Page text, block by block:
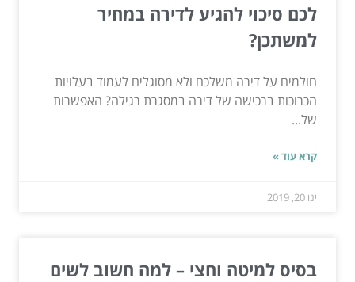
לכם סיכוי להגיע לדירה במחיר
למשתכן?
חולמים על דירה משלכם ולא מסוגלים לעמוד בעלויות
הכרוכות ברכישה של דירה במסגרת רגילה? האפשרות
של...
קרא עוד »
ינו 20, 2019
בסיס למיטה וחצי – למה חשוב לשים